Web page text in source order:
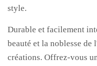
style.
Durable et facilement
beauté et la noblesse de
créations. Offrez-vous